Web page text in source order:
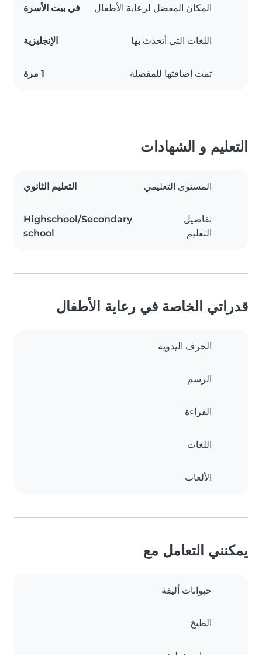
المكان المفضل لرعاية الأطفال في بيت الأسرة
اللغات التي أتحدث بها الإنجليزية
تمت إضافتها للمفضلة 1 مرة
التعليم و الشهادات
المستوى التعليمي التعليم الثانوي
تفاصيل
التعليم
Highschool/Secondary
school
قدراتي الخاصة في رعاية الأطفال
الحرف اليدوية
الرسم
القراءة
اللغات
الألعاب
يمكنني التعامل مع
حيوانات أليفة
الطبخ